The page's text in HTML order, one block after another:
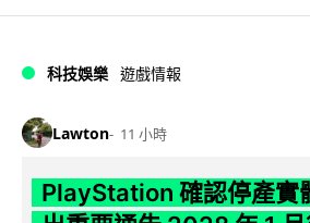
科技娛樂 遊戲情報
Lawton 11 小時
PlayStation 確認停產實